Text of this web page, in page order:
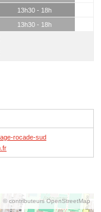
13h30 - 18h
13h30 - 18h
rocade-sud
© contributeurs OpenStreetMap